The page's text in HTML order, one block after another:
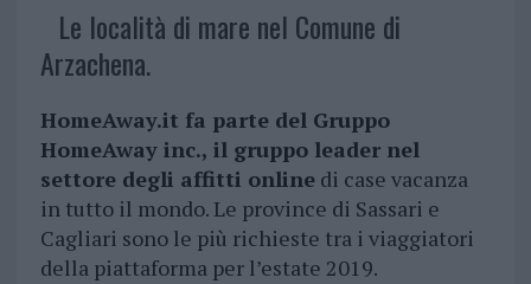
Le località di mare nel Comune di
Arzachena.
HomeAway.it fa parte del Gruppo
HomeAway inc., il gruppo leader nel
settore degli affitti onlinedi case vacanza
in tutto il mondo. Le province di Sassari e
Cagliari sono le più richieste tra i viaggiatori
della piattaforma per l’estate 2019.